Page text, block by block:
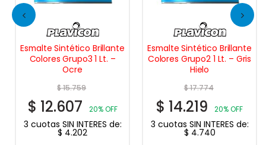
Esmalte Sintético Brillante
Colores Grupo3 1 Lt. –
Ocre
$15.759
$ 12.607 20% OFF
3 cuotas SIN INTERES de:
$ 4.202
Esmalte Sintético Brillante
Colores Grupo2 1 Lt. – Gris
Hielo
$17.774
$ 14.219 20% OFF
3 cuotas SIN INTERES de:
$ 4.740